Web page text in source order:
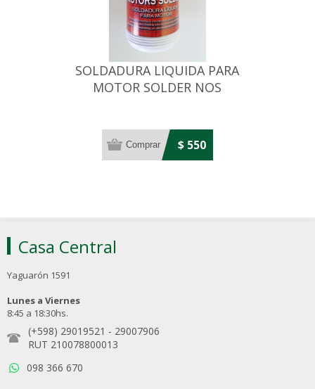
SOLDADURA LIQUIDA PARA
MOTOR SOLDER NOS
$ 550
Casa Central
Yaguarón 1591
Lunes a Viernes
8:45 a 18:30hs.
(+598) 29019521 - 29007906
RUT 210078800013
098 366 670